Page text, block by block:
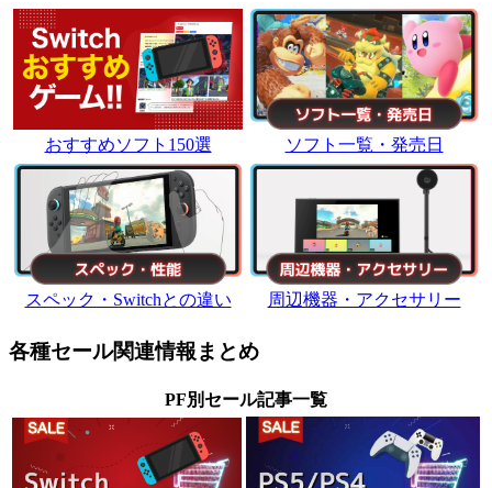
おすすめソフト150選 ソフト一覧・発売日
スペック・Switchとの違い 周辺機器・アクセサリー
各種セール関連情報まとめ
PF別セール記事一覧